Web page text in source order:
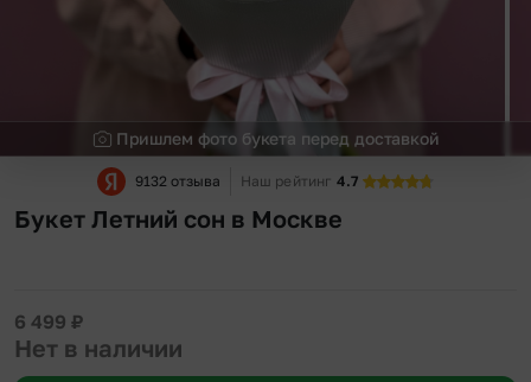
Пришлем фото букета перед доставкой
9132 отзыва Наш рейтинг 4.7
Букет Летний сон в Москве
6 499 ₽
Нет в наличии